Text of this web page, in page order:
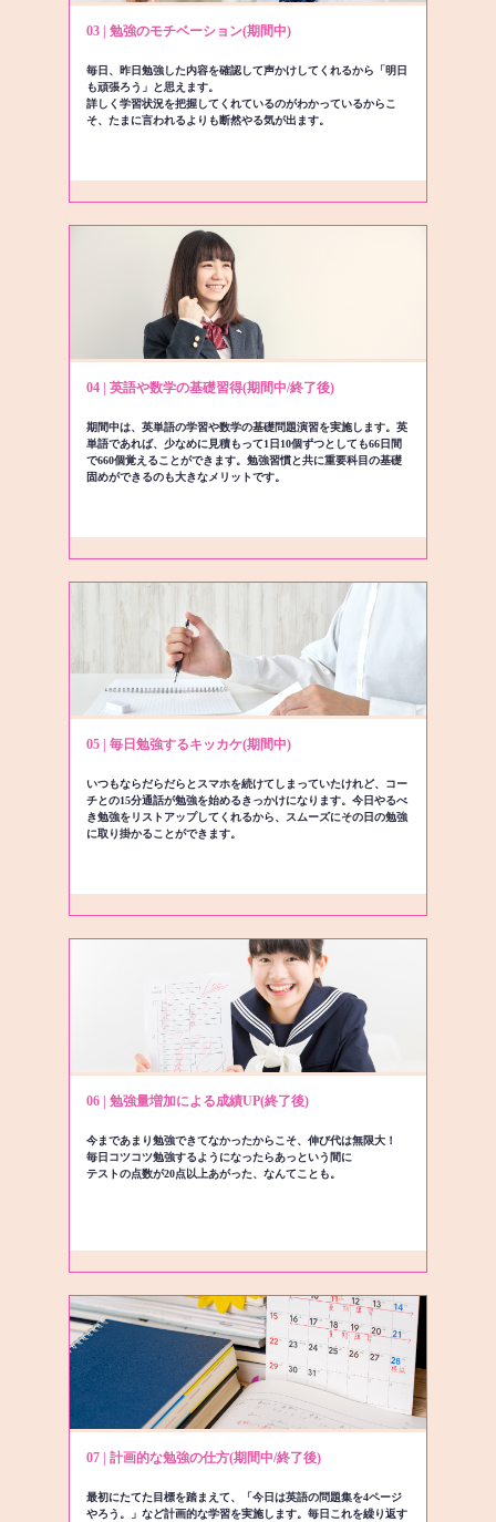
03 | 勉強のモチベーション(期間中)
毎日、昨日勉強した内容を確認して声かけしてくれるから「明日
も頑張ろう」と思えます。
詳しく学習状況を把握してくれているのがわかっているからこ
そ、たまに言われるよりも断然やる気が出ます。
04 | 英語や数学の基礎習得(期間中/終了後)
期間中は、英単語の学習や数学の基礎問題演習を実施します。英
単語であれば、少なめに見積もって1日10個ずつとしても66日間
で660個覚えることができます。勉強習慣と共に重要科目の基礎
固めができるのも大きなメリットです。
05 | 毎日勉強するキッカケ(期間中)
いつもならだらだらとスマホを続けてしまっていたけれど、コー
チとの15分通話が勉強を始めるきっかけになります。今日やるべ
き勉強をリストアップしてくれるから、スムーズにその日の勉強
に取り掛かることができます。
06 | 勉強量増加による成績UP(終了後)
今まであまり勉強できてなかったからこそ、伸び代は無限大！
毎日コツコツ勉強するようになったらあっという間に
テストの点数が20点以上あがった、なんてことも。
07 | 計画的な勉強の仕方(期間中/終了後)
最初にたてた目標を踏まえて、「今日は英語の問題集を4ページ
やろう。」など計画的な学習を実施します。毎日これを繰り返す